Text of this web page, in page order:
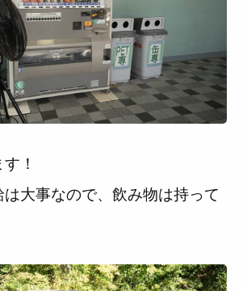
！
は大事なので、飲み物は持って